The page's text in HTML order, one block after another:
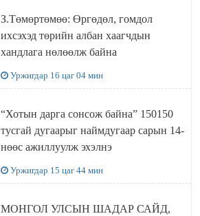
З.Төмөртөмөө: Өргөдөл, гомдол
ихсэхэд төрийн албан хаагчдын
хандлага нөлөөлж байна
Уржигдар 16 цаг 04 мин
“Хотын дарга сонсож байна” 150150
тусгай дугаарыг наймдугаар сарын 14-
нөөс ажиллуулж эхэлнэ
Уржигдар 15 цаг 44 мин
МОНГОЛ УЛСЫН ШАДАР САЙД,